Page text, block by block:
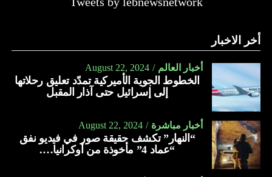
أخر الاخبار
أخبار العالم August 22, 2024
الخطوط الجوية الأميركية تمدّد تعليق رحلاتها
إلى إسرائيل حتى آذار المقبل
أخبار مباشرة August 22, 2024
“النهار” تكشف حقيقة صور في فيديو نفق
“عماد 4” مأخوذة من أوكرانيا….